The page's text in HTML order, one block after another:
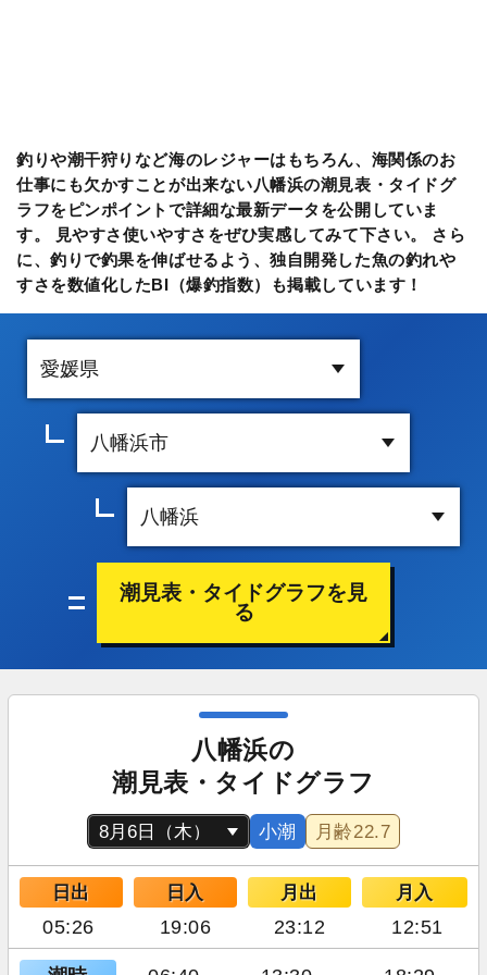
釣りや潮干狩りなど海のレジャーはもちろん、海関係のお
仕事にも欠かすことが出来ない八幡浜の潮見表・タイドグ
ラフをピンポイントで詳細な最新データを公開していま
す。 見やすさ使いやすさをぜひ実感してみて下さい。 さら
に、釣りで釣果を伸ばせるよう、独自開発した魚の釣れや
すさを数値化したBI（爆釣指数）も掲載しています！
潮見表・タイドグラフを見
る
八幡浜の
潮見表・タイドグラフ
小潮 月齢22.7
日出 日入 月出 月入
05:26 19:06 23:12 12:51